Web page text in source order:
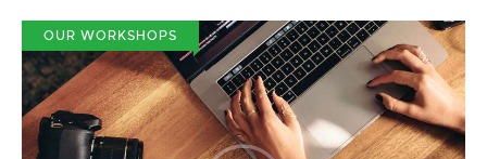
OUR WORKSHOPS